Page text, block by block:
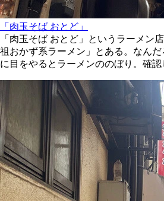
「肉玉そば おとど」
「肉玉そば おとど」というラーメン
祖おかず系ラーメン」とある。なん
に目をやるとラーメンののぼり。確認